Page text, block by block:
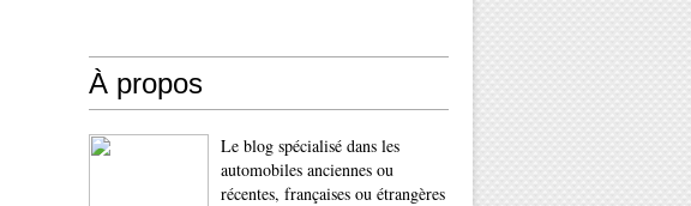
À propos
Le blog spécialisé dans les
automobiles anciennes ou
récentes, françaises ou étrangères